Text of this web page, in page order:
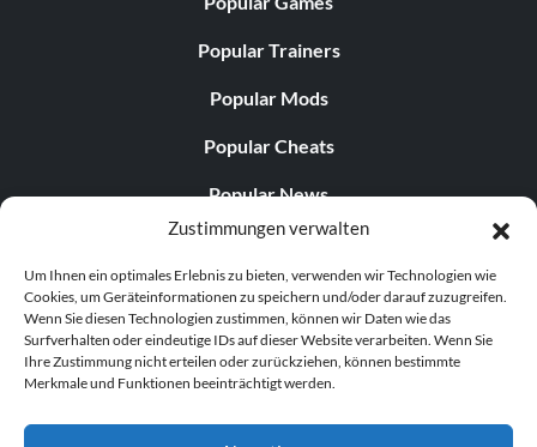
Zustimmungen verwalten
Um Ihnen ein optimales Erlebnis zu bieten, verwenden wir Technologien wie
Cookies, um Geräteinformationen zu speichern und/oder darauf zuzugreifen.
Wenn Sie diesen Technologien zustimmen, können wir Daten wie das
Surfverhalten oder eindeutige IDs auf dieser Website verarbeiten. Wenn Sie
Ihre Zustimmung nicht erteilen oder zurückziehen, können bestimmte
Merkmale und Funktionen beeinträchtigt werden.
Popular Trainers
Popular Mods
Popular Cheats
Popular News
Popular Editorials
Popular Free Games
LATEST UPDATES